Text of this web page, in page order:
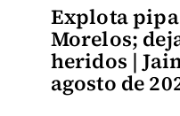
Explota pipa
Morelos;
heridos |
agosto de